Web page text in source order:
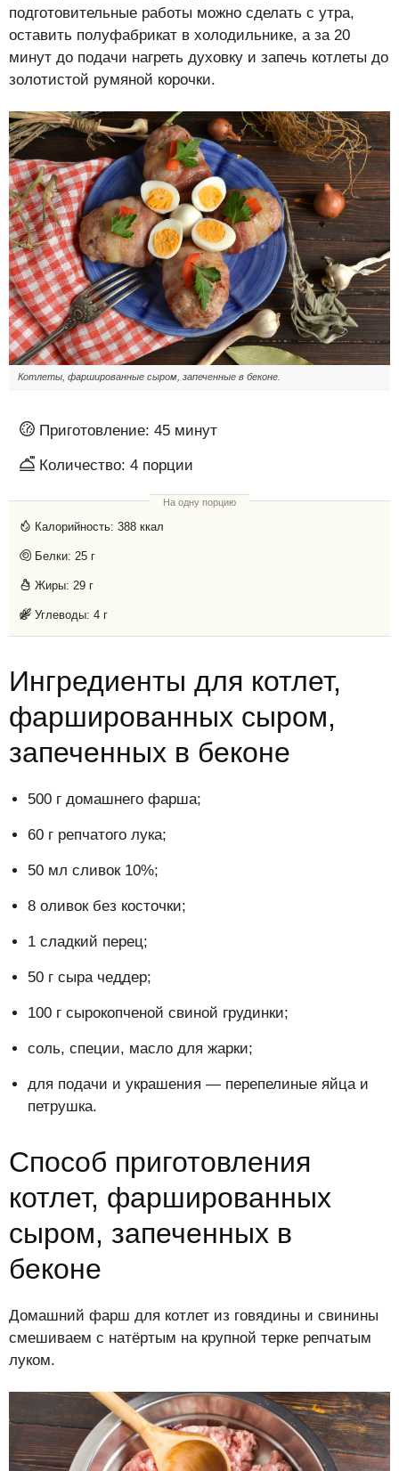
подготовительные работы можно сделать с утра,
оставить полуфабрикат в холодильнике, а за 20
минут до подачи нагреть духовку и запечь котлеты до
золотистой румяной корочки.
Котлеты, фаршированные сыром, запеченные в беконе.
Приготовление: 45 минут
Количество: 4 порции
На одну порцию
Калорийность: 388 ккал
Белки: 25 г
Жиры: 29 г
Углеводы: 4 г
Ингредиенты для котлет,
фаршированных сыром,
запеченных в беконе
500 г домашнего фарша;
60 г репчатого лука;
50 мл сливок 10%;
8 оливок без косточки;
1 сладкий перец;
50 г сыра чеддер;
100 г сырокопченой свиной грудинки;
соль, специи, масло для жарки;
для подачи и украшения — перепелиные яйца и
петрушка.
Способ приготовления
котлет, фаршированных
сыром, запеченных в
беконе
Домашний фарш для котлет из говядины и свинины
смешиваем с натёртым на крупной терке репчатым
луком.